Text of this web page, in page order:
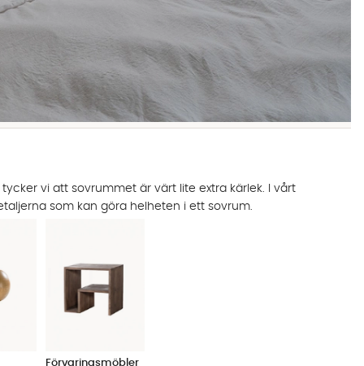
vi att sovrummet är värt lite extra kärlek. I vårt
som kan göra helheten i ett sovrum.
Förvaringsmöbler